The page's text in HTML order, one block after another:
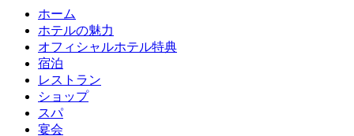
ホーム
ホテルの魅力
オフィシャルホテル特典
宿泊
レストラン
ショップ
スパ
宴会